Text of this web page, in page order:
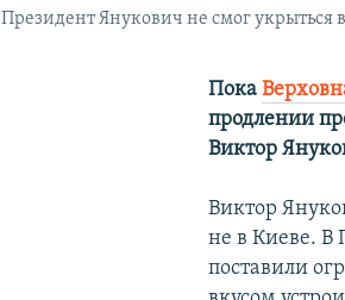
Президент Янукович не смог укрыться
Пока
продлении
Виктор
Виктор
не в Киеве. В
поставили